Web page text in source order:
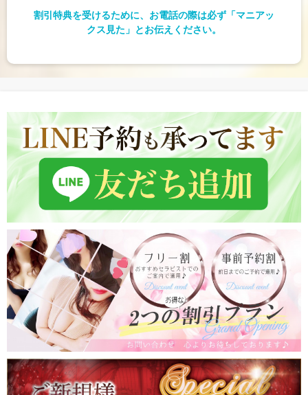
割引特典を受けるために、お電話の際は必ず「マニアッ
クス見た」とお伝えください。